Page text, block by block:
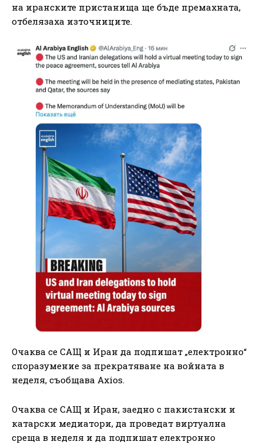
на иранските пристанища ще бъде премахната,
отбелязаха източниците.
Очаква се САЩ и Иран да подпишат „електронно“
споразумение за прекратяване на войната в
неделя, съобщава Axios.
Очаква се САЩ и Иран, заедно с пакистански и
катарски медиатори, да проведат виртуална
среща в неделя и да подпишат електронно